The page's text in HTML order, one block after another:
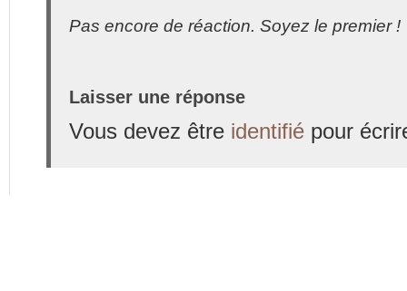
Pas encore de réaction. Soyez le premier !
Laisser une réponse
Vous devez être identifié pour